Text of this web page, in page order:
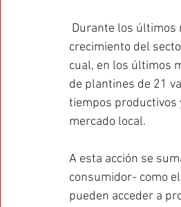
Durante los últimos
crecimiento del
cual, en los últimos
de plantines de 21
tiempos productivos
mercado local.
A esta acción se
consumidor- como
pueden acceder a